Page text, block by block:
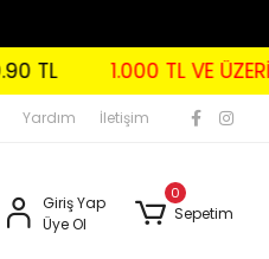
1.000 TL VE ÜZERİ
Yardım İletişim
Giriş Yap
Üye Ol
0
Sepetim